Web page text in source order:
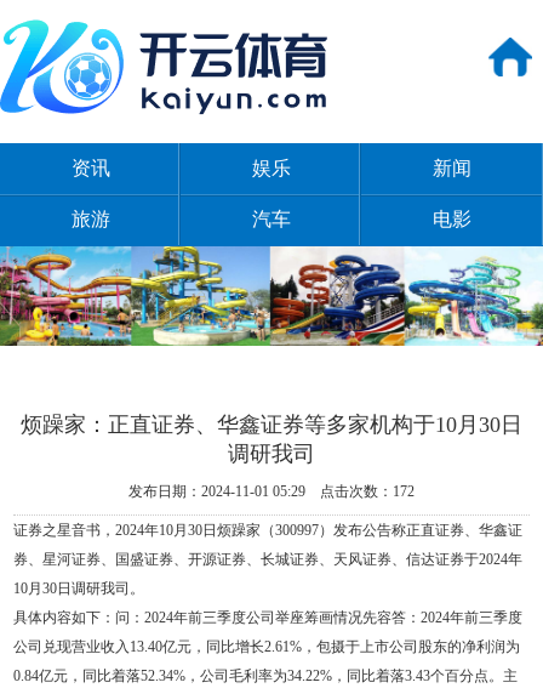
资讯 娱乐 新闻
旅游 汽车 电影
烦躁家：正直证券、华鑫证券等多家机构于10月30日
调研我司
发布日期：2024-11-01 05:29 点击次数：172
证券之星音书，2024年10月30日烦躁家（300997）发布公告称正直证券、华鑫证
券、星河证券、国盛证券、开源证券、长城证券、天风证券、信达证券于2024年
10月30日调研我司。
具体内容如下：问：2024年前三季度公司举座筹画情况先容答：2024年前三季度
公司兑现营业收入13.40亿元，同比增长2.61%，包摄于上市公司股东的净利润为
0.84亿元，同比着落52.34%，公司毛利率为34.22%，同比着落3.43个百分点。主